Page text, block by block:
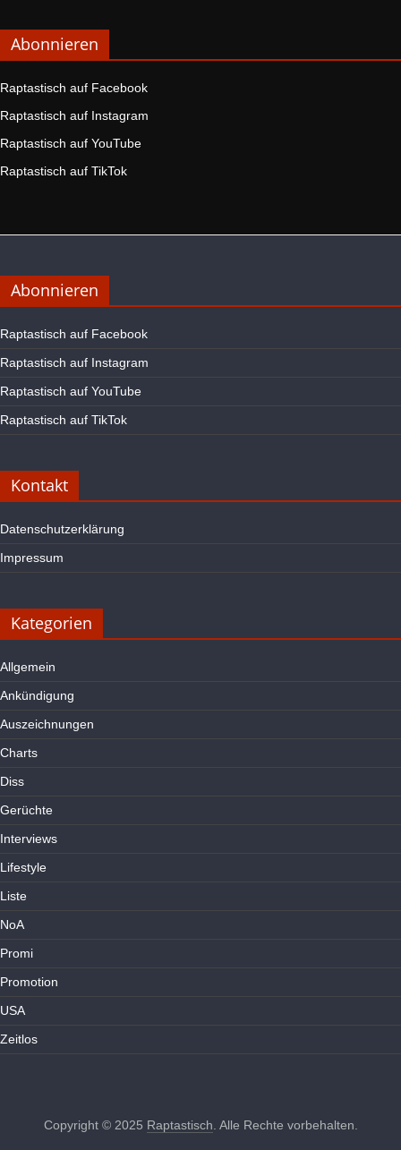
Abonnieren
Raptastisch auf Facebook
Raptastisch auf Instagram
Raptastisch auf YouTube
Raptastisch auf TikTok
Abonnieren
Raptastisch auf Facebook
Raptastisch auf Instagram
Raptastisch auf YouTube
Raptastisch auf TikTok
Kontakt
Datenschutzerklärung
Impressum
Kategorien
Allgemein
Ankündigung
Auszeichnungen
Charts
Diss
Gerüchte
Interviews
Lifestyle
Liste
NoA
Promi
Promotion
USA
Zeitlos
Copyright © 2025 Raptastisch. Alle Rechte vorbehalten.